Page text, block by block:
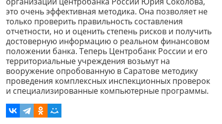
это очень эффективная методика. Она позволяет не
только проверить правильность составления
отчетности, но и оценить степень рисков и получить
достоверную информацию о реальном финансовом
положении банка. Теперь Центробанк России и его
территориальные учреждения возьмут на
вооружение опробованную в Саратове методику
проведения комплексных инспекционных проверок
и специализированные компьютерные программы.